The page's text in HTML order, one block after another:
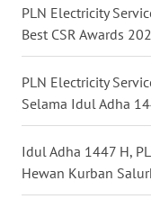
PLN Electricity
Best CSR Awards
PLN Electricity
Selama Idul Adha
Idul Adha 1447 H,
Hewan Kurban
WN
TAPANULI
SERDANG
WN
TEBING
TINGGI